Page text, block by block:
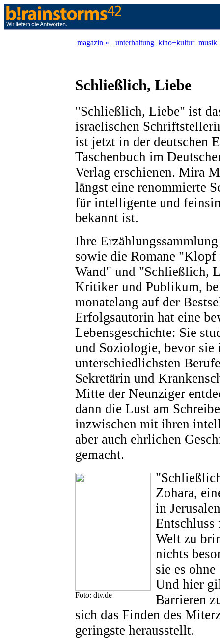
magazin » unterhaltung kino+kultur musik
Schließlich, Liebe
"Schließlich, Liebe" ist
israelischen
ist jetzt in der deutschen
Taschenbuch im
Verlag erschienen. Mira
längst eine renommierte
für intelligente und
bekannt ist.
Ihre
sowie die Romane "Klopf
Wand" und "Schließlich,
Kritiker und Publikum,
monatelang auf der
Erfolgsautorin hat eine
Lebensgeschichte: Sie
und Soziologie, bevor sie
unterschiedlichsten
Sekretärin und
Mitte der Neunziger
dann die Lust am
inzwischen mit ihren
aber auch ehrlichen
gemacht.
Foto: dtv.de
Zohara,
in
Entschluss
Welt zu
nichts
sie es
Und hier
Barrieren
sich das Finden des
geringste herausstellt.